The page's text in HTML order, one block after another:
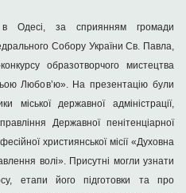
Одесі, за сприянням громади
Собору України Св. Павла,
образотворчого мистецтва
Любов’ю». На презентацію були
міської державної адміністрації,
Державної пенітенціарної
християнської місії «Духовна
волі». Присутні могли узнати
етапи його підготовки та про